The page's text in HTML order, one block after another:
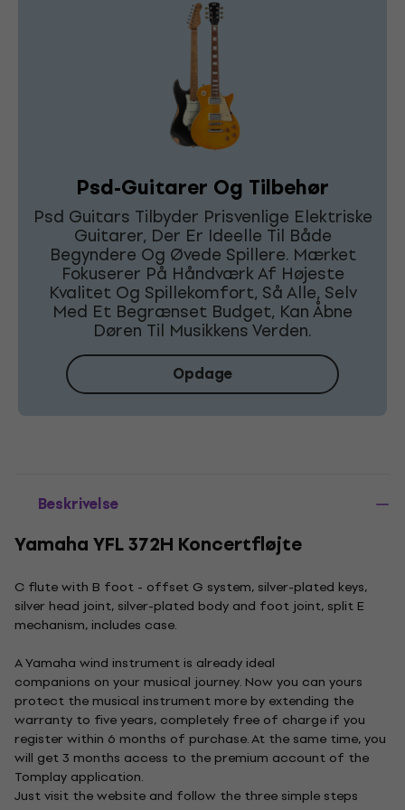
Psd-Guitarer Og Tilbehør
Psd Guitars Tilbyder Prisvenlige Elektriske
Guitarer, Der Er Ideelle Til Både
Begyndere Og Øvede Spillere. Mærket
Fokuserer På Håndværk Af Højeste
Kvalitet Og Spillekomfort, Så Alle, Selv
Med Et Begrænset Budget, Kan Åbne
Døren Til Musikkens Verden.
Opdage
Beskrivelse
Yamaha YFL 372H Koncertfløjte
C flute with B foot - offset G system, silver-plated keys,
silver head joint, silver-plated body and foot joint, split E
mechanism, includes case.
A Yamaha wind instrument is already ideal
companions on your musical journey. Now you can yours
protect the musical instrument more by extending the
warranty to five years, completely free of charge if you
register within 6 months of purchase. At the same time, you
will get 3 months access to the premium account of the
Tomplay application.
Just visit the website and follow the three simple steps